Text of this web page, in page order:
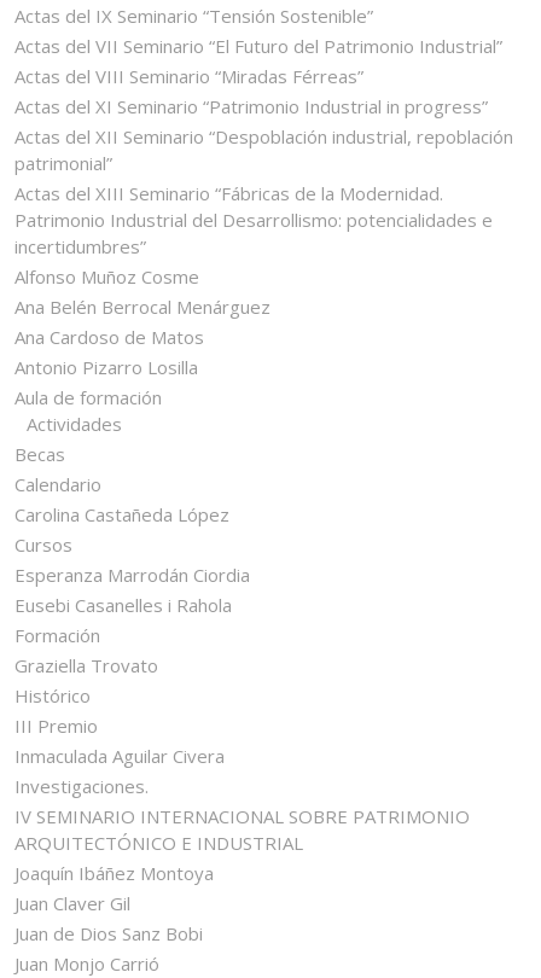
Actas del IX Seminario “Tensión Sostenible”
Actas del VII Seminario “El Futuro del Patrimonio Industrial”
Actas del VIII Seminario “Miradas Férreas”
Actas del XI Seminario “Patrimonio Industrial in progress”
Actas del XII Seminario “Despoblación industrial, repoblación
patrimonial”
Actas del XIII Seminario “Fábricas de la Modernidad.
Patrimonio Industrial del Desarrollismo: potencialidades e
incertidumbres”
Alfonso Muñoz Cosme
Ana Belén Berrocal Menárguez
Ana Cardoso de Matos
Antonio Pizarro Losilla
Aula de formación
Actividades
Becas
Calendario
Carolina Castañeda López
Cursos
Esperanza Marrodán Ciordia
Eusebi Casanelles i Rahola
Formación
Graziella Trovato
Histórico
III Premio
Inmaculada Aguilar Civera
Investigaciones.
IV SEMINARIO INTERNACIONAL SOBRE PATRIMONIO
ARQUITECTÓNICO E INDUSTRIAL
Joaquín Ibáñez Montoya
Juan Claver Gil
Juan de Dios Sanz Bobi
Juan Monjo Carrió